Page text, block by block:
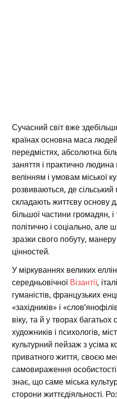
Сучасний світ вже
країнах основна маса
передмістях, абсолютна
заняття і практично
велінням і умовам міської
розвиваються, де сільський
складають життєву основу
більшої частини громадян,
політично і соціально, але
зразки свого побуту,
цінностей.
У міркуваннях великих
середньовічної Візантії,
гуманістів, французьких
«західників» і
віку, та й у творах багатьох
художників і психологів,
культурний пейзаж з усіма
приватного життя, своєю
самовираження
знає, що саме міська
сторони життєдіяльності.